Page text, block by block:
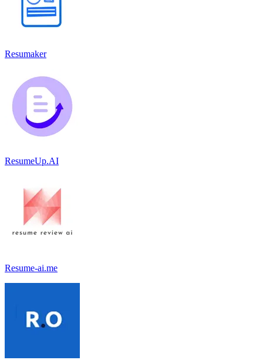
Resumaker
ResumeUp.AI
Resume-ai.me